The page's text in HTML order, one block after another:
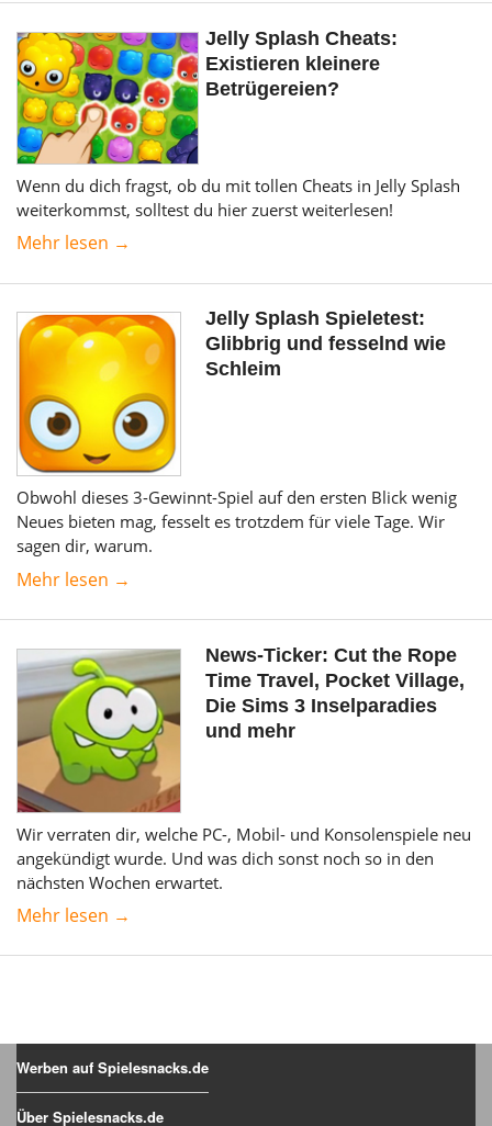
Jelly Splash Cheats:
Existieren kleinere
Betrügereien?
Wenn du dich fragst, ob du mit tollen Cheats in Jelly Splash
weiterkommst, solltest du hier zuerst weiterlesen!
Mehr lesen →
Jelly Splash Spieletest:
Glibbrig und fesselnd wie
Schleim
Obwohl dieses 3-Gewinnt-Spiel auf den ersten Blick wenig
Neues bieten mag, fesselt es trotzdem für viele Tage. Wir
sagen dir, warum.
Mehr lesen →
News-Ticker: Cut the Rope
Time Travel, Pocket Village,
Die Sims 3 Inselparadies
und mehr
Wir verraten dir, welche PC-, Mobil- und Konsolenspiele neu
angekündigt wurde. Und was dich sonst noch so in den
nächsten Wochen erwartet.
Mehr lesen →
Werben auf Spielesnacks.de
Über Spielesnacks.de